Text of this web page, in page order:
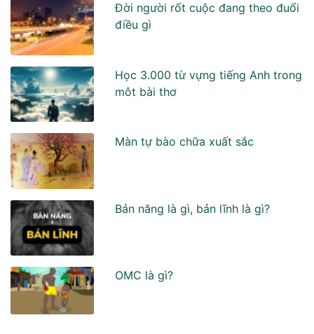
Đời người rốt cuộc đang theo đuổi
điều gì
Học 3.000 từ vựng tiếng Anh trong
môt bài thơ
Màn tự bào chữa xuất sắc
Bản năng là gì, bản lĩnh là gì?
OMC là gì?